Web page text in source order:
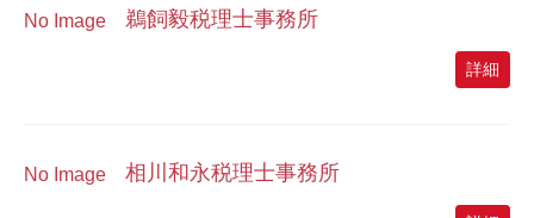
No Image 鵜飼毅税理士事務所
詳細
No Image 相川和永税理士事務所